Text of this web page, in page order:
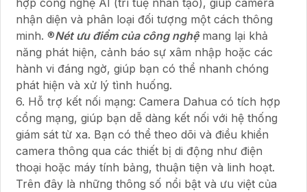
hợp công nghệ AI (trí tuệ nhân tạo), giúp camera
nhận diện và phân loại đối tượng một cách thông
minh. ®️Nét ưu điểm của công nghệmang lại khả
năng phát hiện, cảnh báo sự xâm nhập hoặc các
hành vi đáng ngờ, giúp bạn có thể nhanh chóng
phát hiện và xử lý tình huống.
6. Hỗ trợ kết nối mạng: Camera Dahua có tích hợp
cổng mạng, giúp bạn dễ dàng kết nối với hệ thống
giám sát từ xa. Bạn có thể theo dõi và điều khiển
camera thông qua các thiết bị di động như điện
thoại hoặc máy tính bảng, thuận tiện và linh hoạt.
Trên đây là những thông số nổi bật và ưu việt của